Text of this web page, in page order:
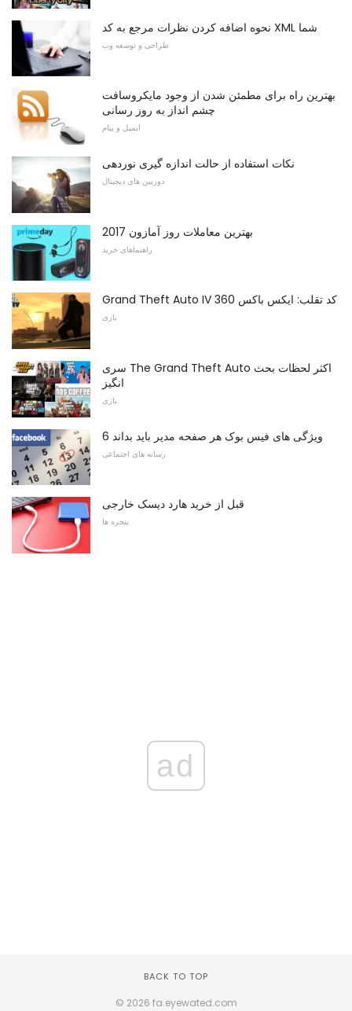
نحوه اضافه کردن نظرات مرجع به کد XML شما
طراحی و توسعه وب
بهترین راه برای مطمئن شدن از وجود مایکروسافت
چشم انداز به روز رسانی
ایمیل و پیام
نکات استفاده از حالت اندازه گیری نوردهی
دوربین های دیجیتال
بهترین معاملات روز آمازون 2017
راهنماهای خرید
Grand Theft Auto IV کد تقلب: ایکس باکس 360
بازی
سری The Grand Theft Auto اکثر لحظات بحث
انگیز
بازی
6 ویژگی های فیس بوک هر صفحه مدیر باید بداند
رسانه های اجتماعی
قبل از خرید هارد دیسک خارجی
پنجره ها
ad
BACK TO TOP
© 2026 fa.eyewated.com